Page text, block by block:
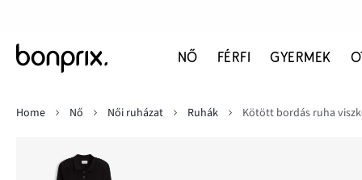
NŐ FÉRFI GYERMEK
Home Nő Női ruházat Ruhák Kötött bordás ruha